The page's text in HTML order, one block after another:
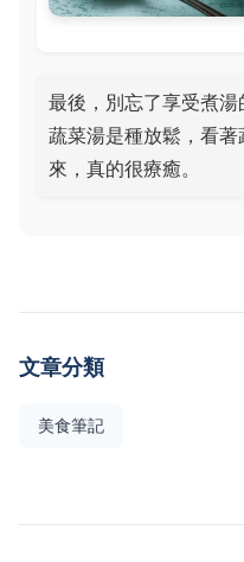
最後，別忘了享受煮
蔬菜湯是種放鬆，看
來，真的很療癒。
文章分類
美食筆記